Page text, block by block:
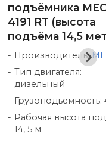
подъёмника MEC
4191 RT (высота
подъёма 14,5
Производитель:MEC
Тип двигателя:
дизельный
Грузоподъемность:
Рабочая высота
14, 5 м